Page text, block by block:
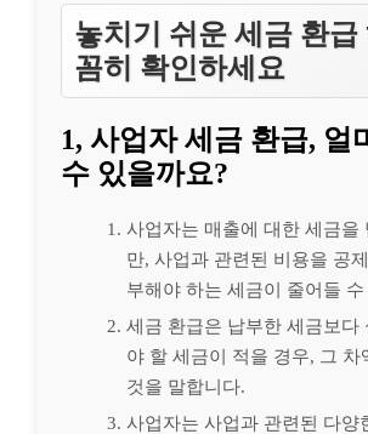
놓치기 쉬운 세금 환급
꼼히 확인하세요
1, 사업자 세금 환급, 얼
수 있을까요?
사업자는 매출에 대한 세금을
만, 사업과 관련된 비용을 공
부해야 하는 세금이 줄어들
세금 환급은 납부한 세금보다
야 할 세금이 적을 경우, 그 차
것을 말합니다.
사업자는 사업과 관련된 다양